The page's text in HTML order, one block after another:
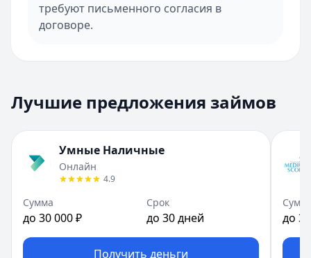
требуют письменного согласия в
договоре.
Лучшие предложения займов
Умные Наличные
Онлайн
4.9
Сумма
до 30 000 ₽
Срок
до 30 дней
Получить деньги
до